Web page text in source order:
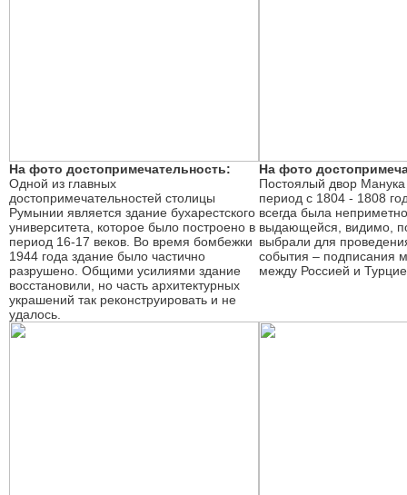
На фото достопримечательность:
Одной из главных
достопримечательностей столицы
Румынии является здание бухарестского
университета, которое было построено в
период 16-17 веков. Во время бомбежки
1944 года здание было частично
разрушено. Общими усилиями здание
восстановили, но часть архитектурных
украшений так реконструировать и не
удалось.
На фото
Постоялый двор
период с 1804 - 1808
всегда была
выдающейся, видимо,
выбрали для
события – подписания
между Россией и